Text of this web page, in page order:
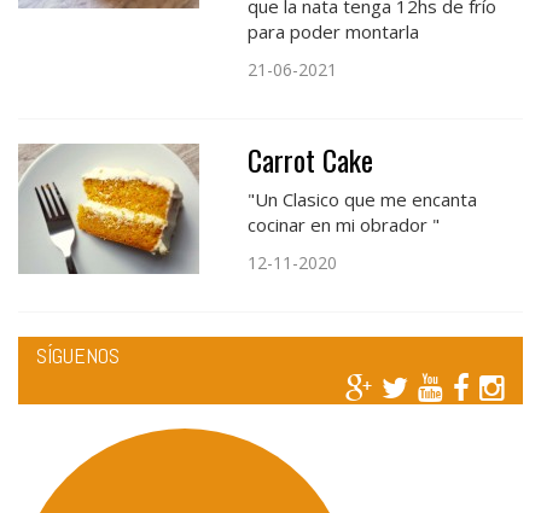
que la nata tenga 12hs de frío
para poder montarla
21-06-2021
Carrot Cake
"Un Clasico que me encanta
cocinar en mi obrador "
12-11-2020
SÍGUENOS